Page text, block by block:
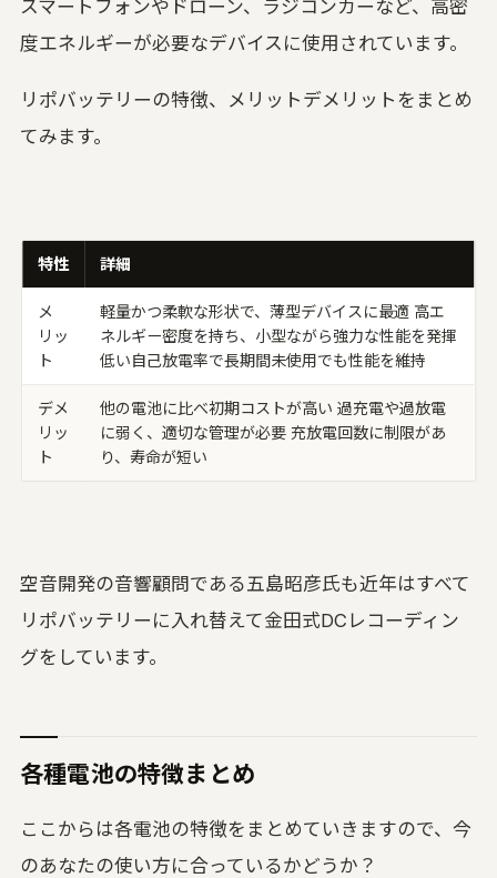
スマートフォンやドローン、ラジコンカーなど、高密
度エネルギーが必要なデバイスに使用されています。
リポバッテリーの特徴、メリットデメリットをまとめ
てみます。
特性 詳細
メ
リッ
ト
軽量かつ柔軟な形状で、薄型デバイスに最適 高エ
ネルギー密度を持ち、小型ながら強力な性能を発揮
低い自己放電率で長期間未使用でも性能を維持
デメ
リッ
ト
他の電池に比べ初期コストが高い 過充電や過放電
に弱く、適切な管理が必要 充放電回数に制限があ
り、寿命が短い
空音開発の音響顧問である五島昭彦氏も近年はすべて
リポバッテリーに入れ替えて金田式DCレコーディン
グをしています。
各種電池の特徴まとめ
ここからは各電池の特徴をまとめていきますので、今
のあなたの使い方に合っているかどうか？